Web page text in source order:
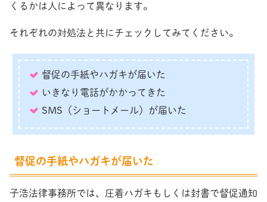
くるかは人によって異なります。
それぞれの対処法と共にチェックしてみてください。
督促の手紙やハガキが届いた
いきなり電話がかかってきた
SMS（ショートメール）が届いた
督促の手紙やハガキが届いた
子浩法律事務所では、圧着ハガキもしくは封書で督促通知